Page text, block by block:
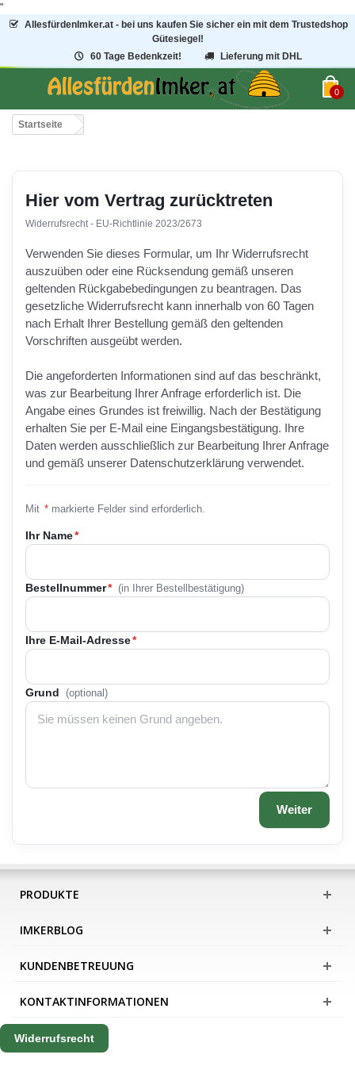
"
AllesfürdenImker.at - bei uns kaufen Sie sicher ein mit dem Trustedshop
Gütesiegel!
60 Tage Bedenkzeit!
Lieferung mit DHL
0
Startseite
Hier vom Vertrag zurücktreten
Widerrufsrecht - EU-Richtlinie 2023/2673
Verwenden Sie dieses Formular, um Ihr Widerrufsrecht
auszuüben oder eine Rücksendung gemäß unseren
geltenden Rückgabebedingungen zu beantragen. Das
gesetzliche Widerrufsrecht kann innerhalb von 60 Tagen
nach Erhalt Ihrer Bestellung gemäß den geltenden
Vorschriften ausgeübt werden.
Die angeforderten Informationen sind auf das beschränkt,
was zur Bearbeitung Ihrer Anfrage erforderlich ist. Die
Angabe eines Grundes ist freiwillig. Nach der Bestätigung
erhalten Sie per E-Mail eine Eingangsbestätigung. Ihre
Daten werden ausschließlich zur Bearbeitung Ihrer Anfrage
und gemäß unserer Datenschutzerklärung verwendet.
Mit * markierte Felder sind erforderlich.
Ihr Name*
Bestellnummer* (in Ihrer Bestellbestätigung)
Ihre E-Mail-Adresse*
Grund (optional)
Weiter
PRODUKTE
IMKERBLOG
KUNDENBETREUUNG
KONTAKTINFORMATIONEN
Widerrufsrecht